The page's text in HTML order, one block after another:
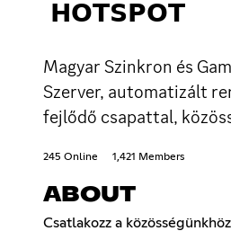
𝗛𝗢𝗧𝗦𝗣𝗢𝗧
Magyar Szinkron és
Szerver, automatizált
fejlődő csapattal,
245 Online 1,421 Members
ABOUT
Csatlakozz a